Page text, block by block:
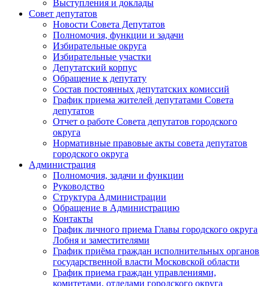
Выступления и доклады
Совет депутатов
Новости Совета Депутатов
Полномочия, функции и задачи
Избирательные округа
Избирательные участки
Депутатский корпус
Обращение к депутату
Состав постоянных депутатских комиссий
График приема жителей депутатами Совета
депутатов
Отчет о работе Совета депутатов городского
округа
Нормативные правовые акты совета депутатов
городского округа
Администрация
Полномочия, задачи и функции
Руководство
Структура Администрации
Обращение в Администрацию
Контакты
График личного приема Главы городского округа
Лобня и заместителями
График приёма граждан исполнительных органов
государственной власти Московской области
График приема граждан управлениями,
комитетами, отделами городского округа